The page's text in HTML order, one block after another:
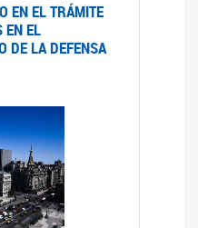
EN EL TRÁMITE
EN EL
DE LA DEFENSA